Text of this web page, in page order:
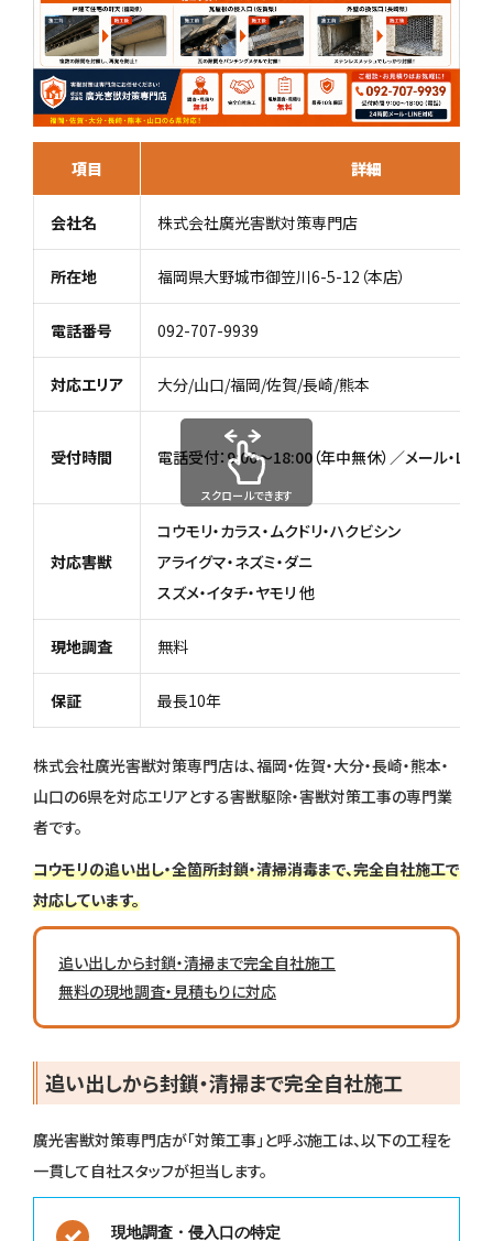
項目 詳細
会社名 株式会社廣光害獣対策専門店
所在地 福岡県大野城市御笠川6-5-12（本店）
電話番号 092-707-9939
対応エリア 大分/山口/福岡/佐賀/長崎/熊本
受付時間 電話受付：9:00〜18:00（年中無休）／メール・
対応害獣
コウモリ・カラス・ムクドリ・ハクビシン
アライグマ・ネズミ・ダニ
スズメ・イタチ・ヤモリ 他
現地調査 無料
保証 最長10年
スクロールできます
株式会社廣光害獣対策専門店は、福岡・佐賀・大分・長崎・熊本・
山口の6県を対応エリアとする害獣駆除・害獣対策工事の専門業
者です。
コウモリの追い出し・全箇所封鎖・清掃消毒まで、完全自社施工で
対応しています。
追い出しから封鎖・清掃まで完全自社施工
無料の現地調査・見積もりに対応
追い出しから封鎖・清掃まで完全自社施工
廣光害獣対策専門店が「対策工事」と呼ぶ施工は、以下の工程を
一貫して自社スタッフが担当します。
現地調査・侵入口の特定